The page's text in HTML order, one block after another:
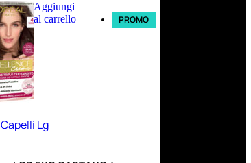
Aggiungi
al carrello
PROMO
Capelli Lg